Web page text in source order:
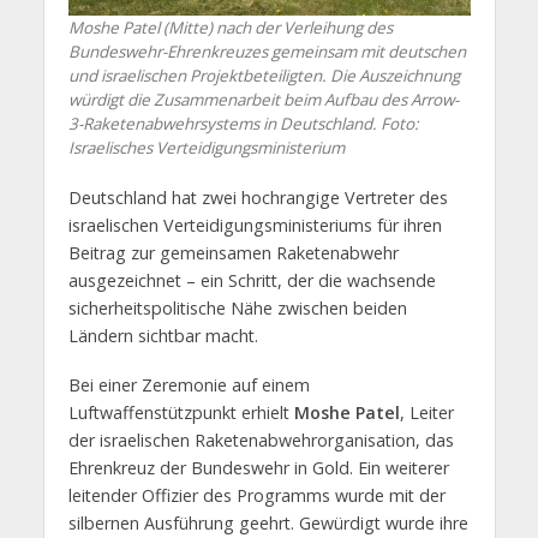
Moshe Patel (Mitte) nach der Verleihung des
Bundeswehr-Ehrenkreuzes gemeinsam mit deutschen
und israelischen Projektbeteiligten. Die Auszeichnung
würdigt die Zusammenarbeit beim Aufbau des Arrow-
3-Raketenabwehrsystems in Deutschland. Foto:
Israelisches Verteidigungsministerium
Deutschland hat zwei hochrangige Vertreter des
israelischen Verteidigungsministeriums für ihren
Beitrag zur gemeinsamen Raketenabwehr
ausgezeichnet – ein Schritt, der die wachsende
sicherheitspolitische Nähe zwischen beiden
Ländern sichtbar macht.
Bei einer Zeremonie auf einem
Luftwaffenstützpunkt erhielt Moshe Patel, Leiter
der israelischen Raketenabwehrorganisation, das
Ehrenkreuz der Bundeswehr in Gold. Ein weiterer
leitender Offizier des Programms wurde mit der
silbernen Ausführung geehrt. Gewürdigt wurde ihre